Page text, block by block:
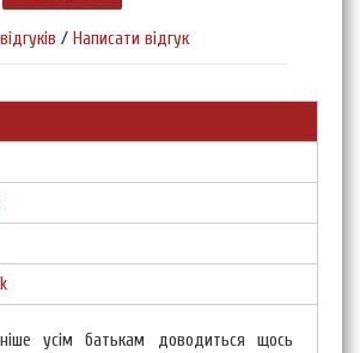
/ Написати відгук
усім батькам доводиться щось